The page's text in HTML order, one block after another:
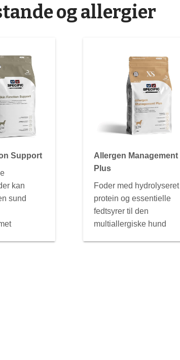
og allergier
Support
kan
sund
Allergen Management
Plus
Foder med hydrolyseret
protein og essentielle
fedtsyrer til den
multiallergiske hund